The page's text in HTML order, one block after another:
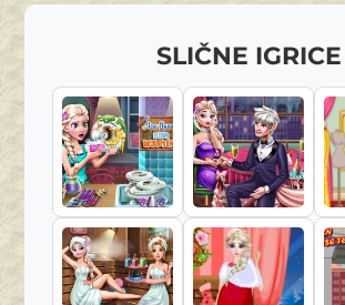
SLIČNE IGRICE